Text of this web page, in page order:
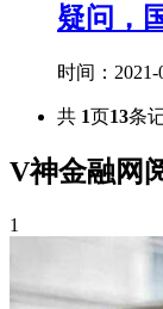
疑问，
时间：2021-
共 1页13条
V神金融网
1